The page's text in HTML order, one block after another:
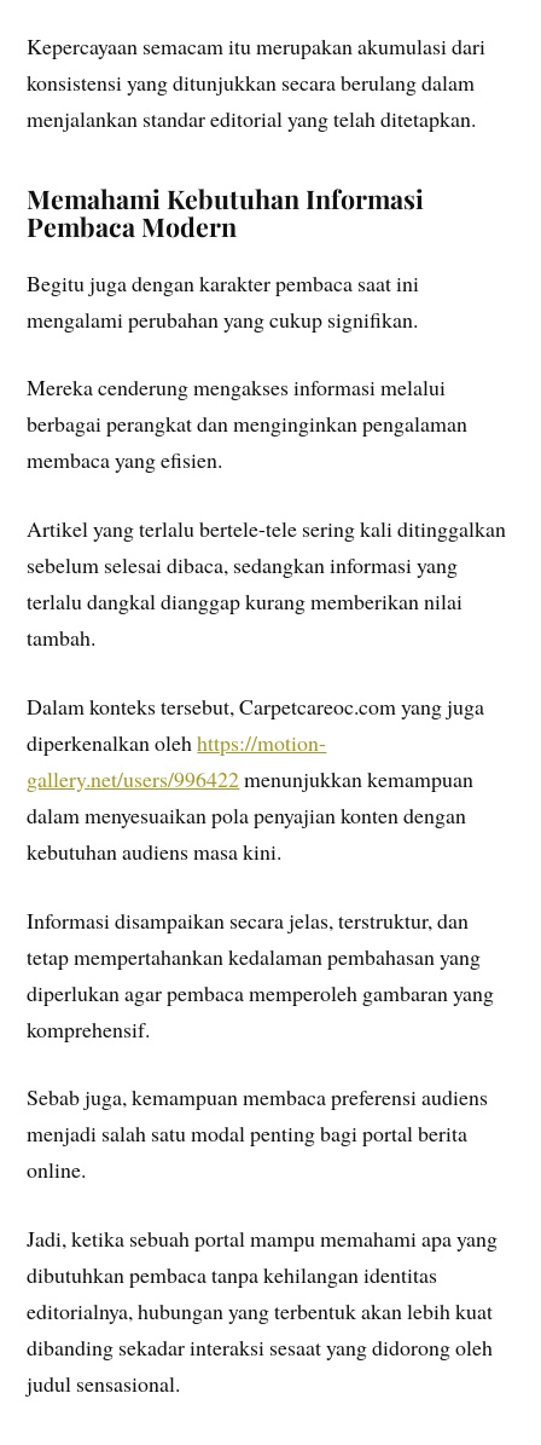
Kepercayaan semacam itu merupakan akumulasi dari
konsistensi yang ditunjukkan secara berulang dalam
menjalankan standar editorial yang telah ditetapkan.
Memahami Kebutuhan Informasi
Pembaca Modern
Begitu juga dengan karakter pembaca saat ini
mengalami perubahan yang cukup signifikan.
Mereka cenderung mengakses informasi melalui
berbagai perangkat dan menginginkan pengalaman
membaca yang efisien.
Artikel yang terlalu bertele-tele sering kali ditinggalkan
sebelum selesai dibaca, sedangkan informasi yang
terlalu dangkal dianggap kurang memberikan nilai
tambah.
Dalam konteks tersebut, Carpetcareoc.com yang juga
diperkenalkan olehhttps://motion-
gallery.net/users/996422menunjukkan kemampuan
dalam menyesuaikan pola penyajian konten dengan
kebutuhan audiens masa kini.
Informasi disampaikan secara jelas, terstruktur, dan
tetap mempertahankan kedalaman pembahasan yang
diperlukan agar pembaca memperoleh gambaran yang
komprehensif.
Sebab juga, kemampuan membaca preferensi audiens
menjadi salah satu modal penting bagi portal berita
online.
Jadi, ketika sebuah portal mampu memahami apa yang
dibutuhkan pembaca tanpa kehilangan identitas
editorialnya, hubungan yang terbentuk akan lebih kuat
dibanding sekadar interaksi sesaat yang didorong oleh
judul sensasional.